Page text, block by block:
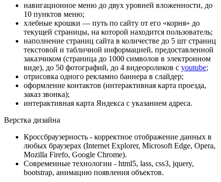
навигационное меню до двух уровней вложенности, до
10 пунктов меню;
хлебные крошки — путь по сайту от его «корня» до
текущей страницы, на которой находится пользователь;
наполнение страниц сайта в количестве до 5 шт страниц
текстовой и табличной информацией, предоставленной
заказчиком (страница до 1000 символов в электронном
виде), до 50 фотографий, до 4 видеороликов с youtube;
отрисовка одного рекламно баннера в слайдер;
оформление контактов (интерактивная карта проезда,
заказ звонка);
интерактивная карта Яндекса с указанием адреса.
Верстка дизайна
Кроссбраузерность - корректное отображение данных в
любых браузерах (Internet Explorer, Microsoft Edge, Opera,
Mozilla Firefo, Google Chrome).
Современные технологии - html5, lass, css3, jquery,
bootstrap, анимацию появления объектов.